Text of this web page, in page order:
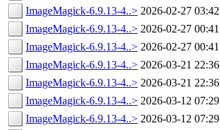
ImageMagick-6.9.13-4..> 2026-02-27 03:42
ImageMagick-6.9.13-4..> 2026-02-27 00:41
ImageMagick-6.9.13-4..> 2026-02-27 00:41
ImageMagick-6.9.13-4..> 2026-03-21 22:36
ImageMagick-6.9.13-4..> 2026-03-21 22:36
ImageMagick-6.9.13-4..> 2026-03-12 07:29
ImageMagick-6.9.13-4..> 2026-03-12 07:29